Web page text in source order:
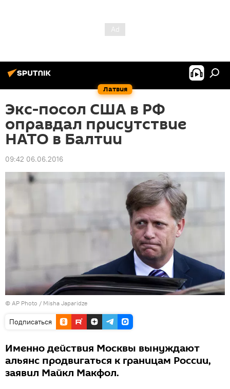
Латвия
Экс-посол США в РФ
оправдал присутствие
НАТО в Балтии
09:42 06.06.2016
© AP Photo / Misha Japaridze
Подписаться
Именно действия Москвы вынуждают
альянс продвигаться к границам России,
заявил Майкл Макфол.